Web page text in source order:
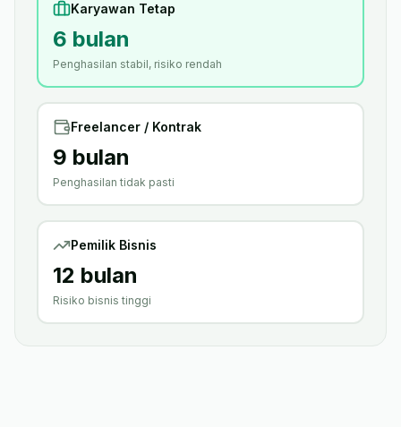
Karyawan Tetap
6 bulan
Penghasilan stabil, risiko rendah
Freelancer / Kontrak
9 bulan
Penghasilan tidak pasti
Pemilik Bisnis
12 bulan
Risiko bisnis tinggi